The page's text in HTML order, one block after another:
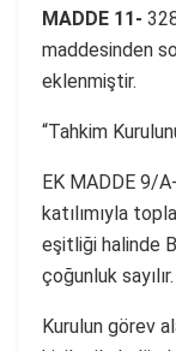
MADDE 11-
maddesinden
eklenmiştir.
“Tahkim
EK MADDE 9/
katılımıyla
eşitliği halinde
çoğunluk sayılır.
Kurulun görev